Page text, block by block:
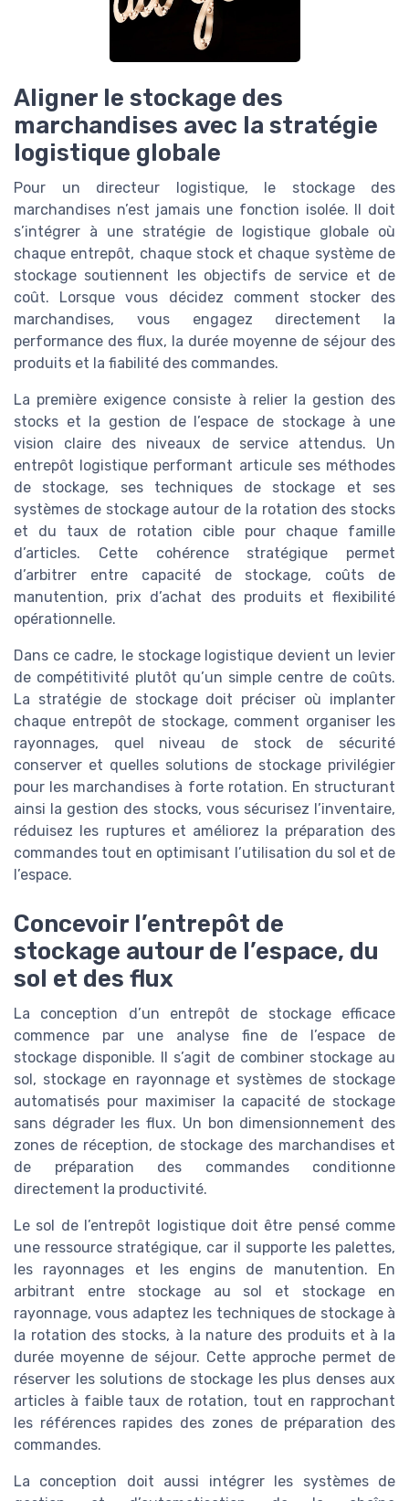
Aligner le stockage des
marchandises avec la stratégie
logistique globale
Pour un directeur logistique, le stockage des
marchandises n’est jamais une fonction isolée. Il doit
s’intégrer à une stratégie de logistique globale où
chaque entrepôt, chaque stock et chaque système de
stockage soutiennent les objectifs de service et de
coût. Lorsque vous décidez comment stocker des
marchandises, vous engagez directement la
performance des flux, la durée moyenne de séjour des
produits et la fiabilité des commandes.
La première exigence consiste à relier la gestion des
stocks et la gestion de l’espace de stockage à une
vision claire des niveaux de service attendus. Un
entrepôt logistique performant articule ses méthodes
de stockage, ses techniques de stockage et ses
systèmes de stockage autour de la rotation des stocks
et du taux de rotation cible pour chaque famille
d’articles. Cette cohérence stratégique permet
d’arbitrer entre capacité de stockage, coûts de
manutention, prix d’achat des produits et flexibilité
opérationnelle.
Dans ce cadre, le stockage logistique devient un levier
de compétitivité plutôt qu’un simple centre de coûts.
La stratégie de stockage doit préciser où implanter
chaque entrepôt de stockage, comment organiser les
rayonnages, quel niveau de stock de sécurité
conserver et quelles solutions de stockage privilégier
pour les marchandises à forte rotation. En structurant
ainsi la gestion des stocks, vous sécurisez l’inventaire,
réduisez les ruptures et améliorez la préparation des
commandes tout en optimisant l’utilisation du sol et de
l’espace.
Concevoir l’entrepôt de
stockage autour de l’espace, du
sol et des flux
La conception d’un entrepôt de stockage efficace
commence par une analyse fine de l’espace de
stockage disponible. Il s’agit de combiner stockage au
sol, stockage en rayonnage et systèmes de stockage
automatisés pour maximiser la capacité de stockage
sans dégrader les flux. Un bon dimensionnement des
zones de réception, de stockage des marchandises et
de préparation des commandes conditionne
directement la productivité.
Le sol de l’entrepôt logistique doit être pensé comme
une ressource stratégique, car il supporte les palettes,
les rayonnages et les engins de manutention. En
arbitrant entre stockage au sol et stockage en
rayonnage, vous adaptez les techniques de stockage à
la rotation des stocks, à la nature des produits et à la
durée moyenne de séjour. Cette approche permet de
réserver les solutions de stockage les plus denses aux
articles à faible taux de rotation, tout en rapprochant
les références rapides des zones de préparation des
commandes.
La conception doit aussi intégrer les systèmes de